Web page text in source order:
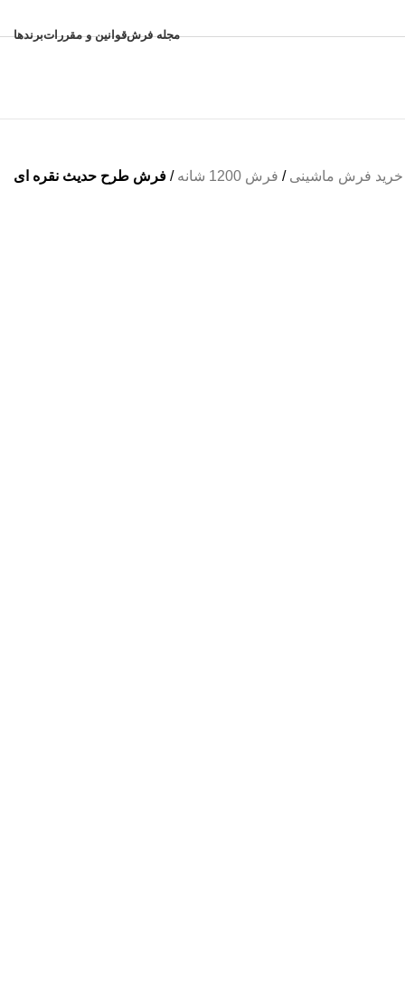
مجله فرشقوانین و مقرراتبرندها
خرید فرش ماشینی / فرش 1200 شانه / فرش طرح حدیث نقره ای